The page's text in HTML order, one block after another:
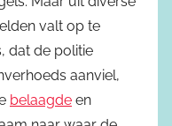
valt op te
dat de politie
aanviel,
belaagde en